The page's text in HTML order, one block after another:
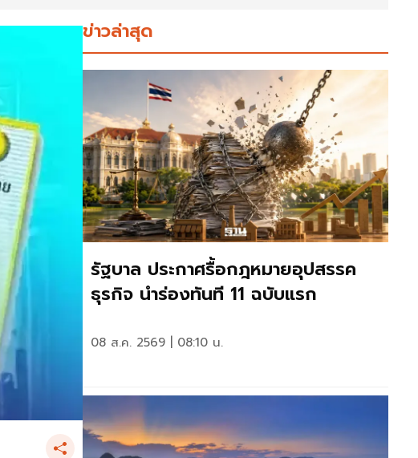
ข่าวล่าสุด
รัฐบาล ประกาศรื้อกฎหมายอุปสรรค
ธุรกิจ นำร่องทันที 11 ฉบับแรก
08 ส.ค. 2569 | 08:10 น.